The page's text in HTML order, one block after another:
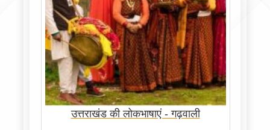
उत्तराखंड की लोकभाषाएं - गढ़वाली